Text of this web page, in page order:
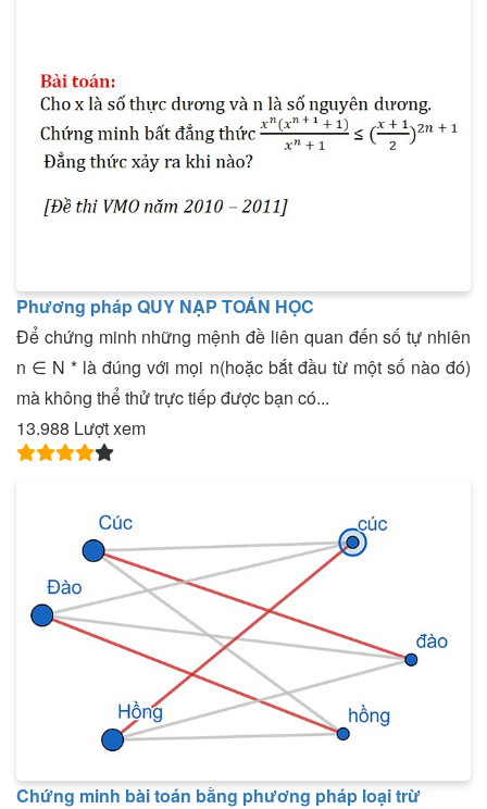
Phương pháp QUY NẠP TOÁN HỌC
Để chứng minh những mệnh đề liên quan đến số tự nhiên
n ∈ N * là đúng với mọi n(hoặc bắt đầu từ một số nào đó)
mà không thể thử trực tiếp được bạn có...
13.988 Lượt xem
Chứng minh bài toán bằng phương pháp loại trừ